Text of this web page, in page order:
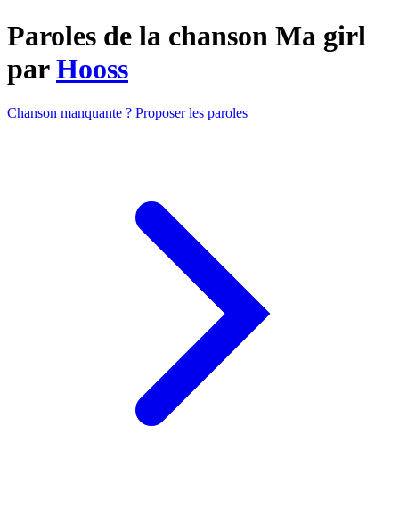
Paroles de la chanson Ma girl
parHooss
Chanson manquante ? Proposer les paroles